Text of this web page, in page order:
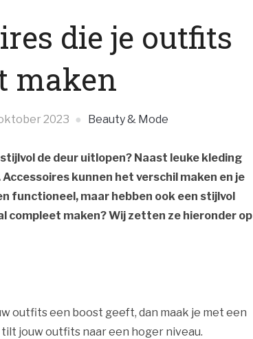
die je outfits
maken
2023 Beauty & Mode
de deur uitlopen? Naast leuke kleding
kunnen het verschil maken en je
functioneel, maar hebben ook een stijlvol
compleet maken? Wij zetten ze hieronder op
outfits een boost geeft, dan maak je met een
jouw outfits naar een hoger niveau.